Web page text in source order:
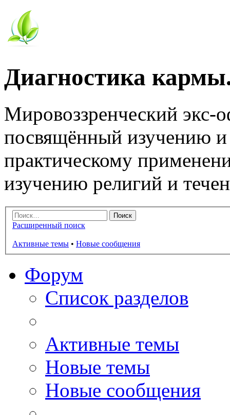
Диагностика
Мировоззренческий
посвящённый изучению
практическому
изучению религий и
Расширенный поиск
Активные темы • Новые сообщения
Форум
Список разделов
Активные темы
Новые темы
Новые сообщения